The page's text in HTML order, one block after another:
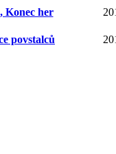
Konec her
povstalců